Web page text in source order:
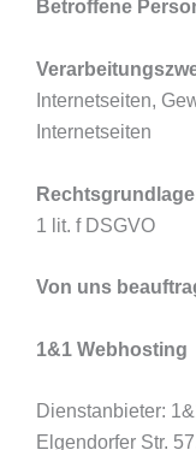
Betroffene
Internetseiten,
Internetseiten
1 lit. f DSGVO
Von uns
1&1 Webhosting
Dienstanbieter:
Elgendorfer Str.